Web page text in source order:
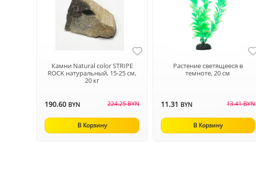
Камни Natural color STRIPE
ROCK натуральный, 15-25 см,
20 кг
190.60 BYN 224.25 BYN
В Корзину
Растение светящееся в
темноте, 20 см
11.31 BYN 13.41 BYN
В Корзину